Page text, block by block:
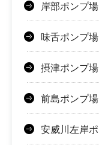
岸部ポンプ場
味舌ポンプ場
摂津ポンプ場
前島ポンプ場
安威川左岸